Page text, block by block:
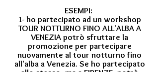
ESEMPI:
1- ho partecipato ad un workshop
TOUR NOTTURNO FINO ALL'ALBA A
VENEZIA potrò sfruttare la
promozione per partecipare
nuovamente al tour notturno fino
all'alba a Venezia. Se ho partecipato